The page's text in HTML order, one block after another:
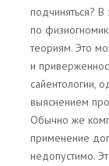
подчиняться?
по
теориям. Это
и
сайентологии,
выяснением
Обычно же
применение
недопустимо.